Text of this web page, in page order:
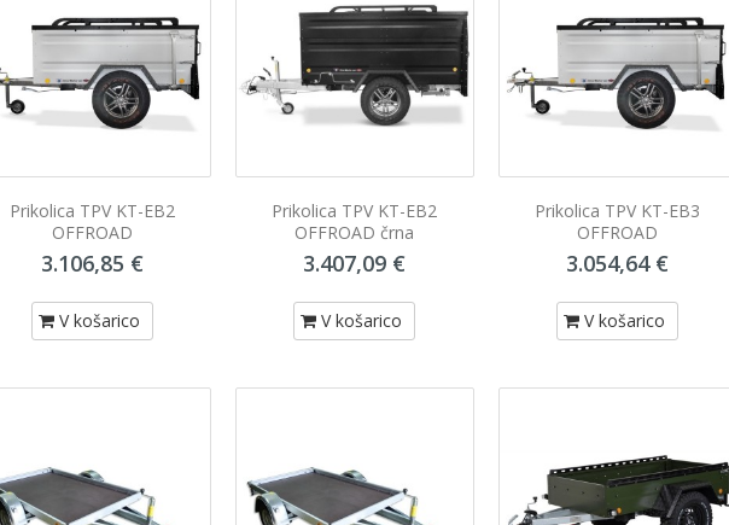
Prikolica TPV KT-EB2
OFFROAD
3.106,85 €
V košarico
Prikolica TPV KT-EB2
OFFROAD črna
3.407,09 €
V košarico
Prikolica TPV KT-EB3
OFFROAD
3.054,64 €
V košarico